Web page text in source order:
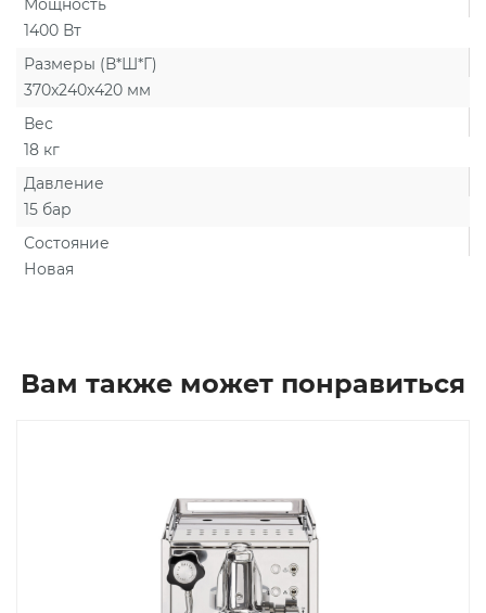
1400 Вт
Размеры (В*Ш*Г)
370x240x420 мм
Вес
18 кг
Давление
15 бар
Состояние
Новая
Вам также может понравиться